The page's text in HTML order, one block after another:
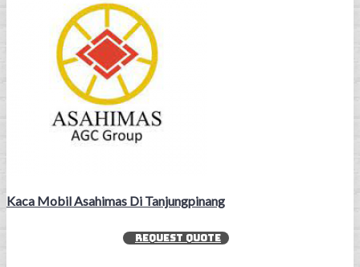
Kaca Mobil Asahimas Di Tanjungpinang
REQUEST QUOTE